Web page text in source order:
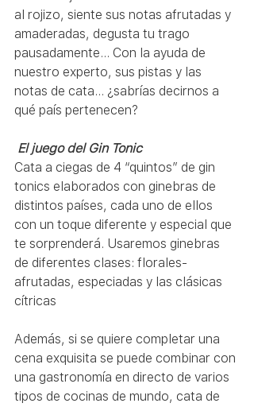
al rojizo, siente sus notas afrutadas y
amaderadas, degusta tu trago
pausadamente… Con la ayuda de
nuestro experto, sus pistas y las
notas de cata… ¿sabrías decirnos a
qué país pertenecen?
El juego del Gin Tonic
Cata a ciegas de 4 “quintos” de gin
tonics elaborados con ginebras de
distintos países, cada uno de ellos
con un toque diferente y especial que
te sorprenderá. Usaremos ginebras
de diferentes clases: florales-
afrutadas, especiadas y las clásicas
cítricas
Además, si se quiere completar una
cena exquisita se puede combinar con
una gastronomía en directo de varios
tipos de cocinas de mundo, cata de